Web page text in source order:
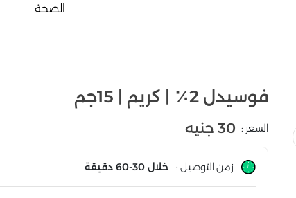
الصحة
فوسيدل 2٪ | كريم | 15جم
السعر : 30 جنيه
زمن التوصيل : خلال 30-60 دقيقة